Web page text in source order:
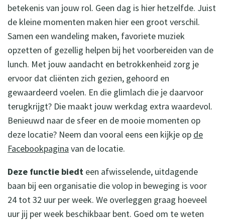
betekenis van jouw rol. Geen dag is hier hetzelfde. Juist
de kleine momenten maken hier een groot verschil.
Samen een wandeling maken, favoriete muziek
opzetten of gezellig helpen bij het voorbereiden van de
lunch. Met jouw aandacht en betrokkenheid zorg je
ervoor dat cliënten zich gezien, gehoord en
gewaardeerd voelen. En die glimlach die je daarvoor
terugkrijgt? Die maakt jouw werkdag extra waardevol.
Benieuwd naar de sfeer en de mooie momenten op
deze locatie? Neem dan vooral eens een kijkje op de
Facebookpagina van de locatie.
Deze functie biedt een afwisselende, uitdagende
baan bij een organisatie die volop in beweging is voor
24 tot 32 uur per week. We overleggen graag hoeveel
uur jij per week beschikbaar bent. Goed om te weten